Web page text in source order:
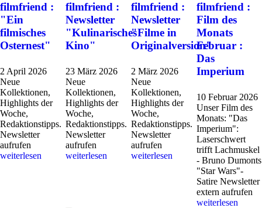
filmfriend :
"Ein
filmisches
Osternest"
2 April 2026
Neue
Kollektionen,
Highlights der
Woche,
Redaktionstipps.
Newsletter
aufrufen
weiterlesen
filmfriend :
Newsletter
"Kulinarisches
Kino"
23 März 2026
Neue
Kollektionen,
Highlights der
Woche,
Redaktionstipps.
Newsletter
aufrufen
weiterlesen
filmfriend :
Newsletter
"Filme in
Originalversion"
2 März 2026
Neue
Kollektionen,
Highlights der
Woche,
Redaktionstipps.
Newsletter
aufrufen
weiterlesen
filmfriend :
Film des
Monats
Februar :
Das
Imperium
10 Februar 2026
Unser Film des
Monats: "Das
Imperium":
Laserschwert
trifft Lachmuskel
- Bruno Dumonts
"Star Wars"-
Satire Newsletter
extern aufrufen
weiterlesen